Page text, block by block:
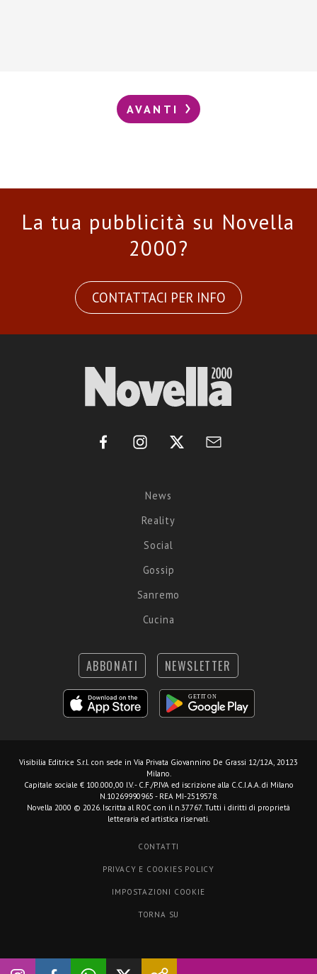
AVANTI
La tua pubblicità su Novella
2000?
CONTATTACI PER INFO
News
Reality
Social
Gossip
Sanremo
Cucina
ABBONATI NEWSLETTER
Visibilia Editrice S.r.l. con sede in Via Privata Giovannino De Grassi 12/12A, 20123
Milano.
Capitale sociale € 100.000,00 I.V. - C.F./P.IVA ed iscrizione alla C.C.I.A.A. di Milano
N.10269990965 - REA MI-2519578.
Novella 2000 © 2026. Iscritta al ROC con il n.37767. Tutti i diritti di proprietà
letteraria ed artistica riservati.
CONTATTI
PRIVACY E COOKIES POLICY
IMPOSTAZIONI COOKIE
TORNA SU